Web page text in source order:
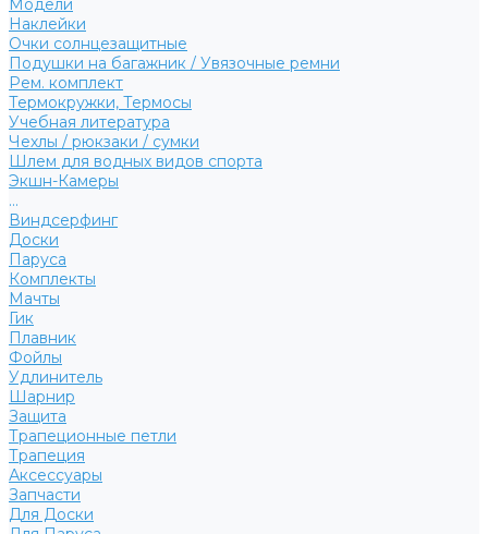
Модели
Наклейки
Очки солнцезащитные
Подушки на багажник / Увязочные ремни
Рем. комплект
Термокружки, Термосы
Учебная литература
Чехлы / рюкзаки / сумки
Шлем для водных видов спорта
Экшн-Камеры
...
Виндсерфинг
Доски
Паруса
Комплекты
Мачты
Гик
Плавник
Фойлы
Удлинитель
Шарнир
Защита
Трапеционные петли
Трапеция
Аксессуары
Запчасти
Для Доски